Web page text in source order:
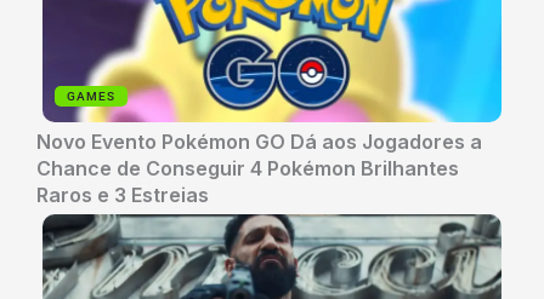
GAMES
Novo Evento Pokémon GO Dá aos Jogadores a
Chance de Conseguir 4 Pokémon Brilhantes
Raros e 3 Estreias